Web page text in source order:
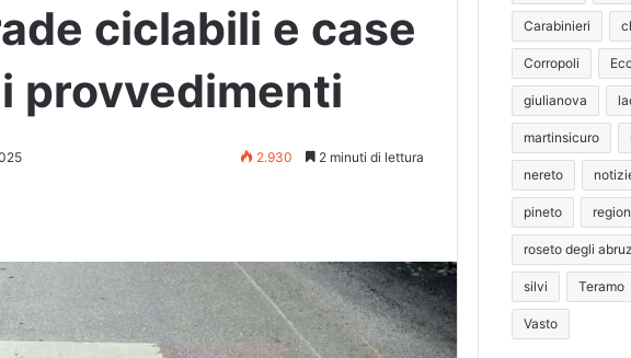
ciclabili e case
provvedimenti
2.930 2 minuti di lettura
Carabinieri
Corropoli
giulianova
martinsicuro
nereto
pineto
roseto degli
silvi Teramo
Vasto